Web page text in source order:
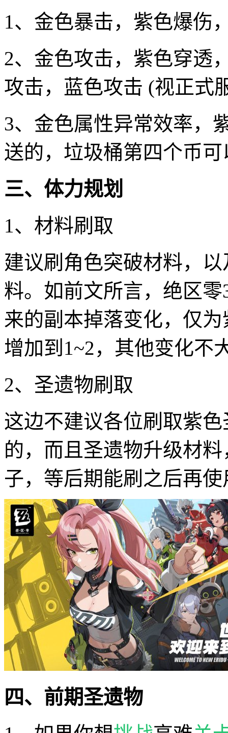
1、金色暴击，紫色爆伤
2、金色攻击，紫色穿透
攻击，蓝色攻击 (视正式
3、金色属性异常效率，
送的，垃圾桶第四个币可
三、体力规划
1、材料刷取
建议刷角色突破材料，
料。如前文所言，绝区
来的副本掉落变化，仅
增加到1~2，其他变化不
2、圣遗物刷取
这边不建议各位刷取紫
的，而且圣遗物升级材
子，等后期能刷之后再使
四、前期圣遗物